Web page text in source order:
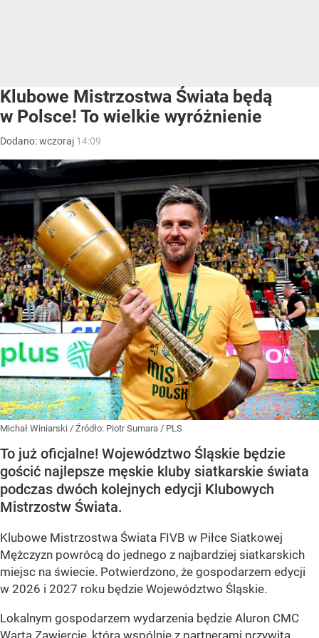
Klubowe Mistrzostwa Świata będą
w Polsce! To wielkie wyróżnienie
Dodano:wczoraj 14:09
Michał Winiarski / Źródło: Piotr Sumara / PLS
To już oficjalne! Województwo Śląskie będzie
gościć najlepsze męskie kluby siatkarskie świata
podczas dwóch kolejnych edycji Klubowych
Mistrzostw Świata.
Klubowe Mistrzostwa Świata FIVB w Piłce Siatkowej
Mężczyzn powrócą do jednego z najbardziej siatkarskich
miejsc na świecie. Potwierdzono, że gospodarzem edycji
w 2026 i 2027 roku będzie Województwo Śląskie.
Lokalnym gospodarzem wydarzenia będzie Aluron CMC
Warta Zawiercie, która wspólnie z partnerami przywita